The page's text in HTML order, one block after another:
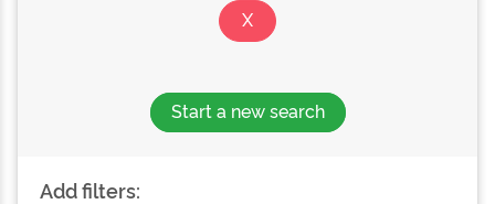
Start a new search
Add filters: